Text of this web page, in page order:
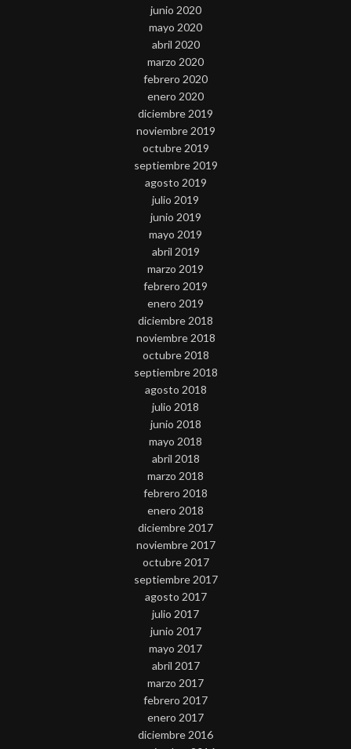
junio 2020
mayo 2020
abril 2020
marzo 2020
febrero 2020
enero 2020
diciembre 2019
noviembre 2019
octubre 2019
septiembre 2019
agosto 2019
julio 2019
junio 2019
mayo 2019
abril 2019
marzo 2019
febrero 2019
enero 2019
diciembre 2018
noviembre 2018
octubre 2018
septiembre 2018
agosto 2018
julio 2018
junio 2018
mayo 2018
abril 2018
marzo 2018
febrero 2018
enero 2018
diciembre 2017
noviembre 2017
octubre 2017
septiembre 2017
agosto 2017
julio 2017
junio 2017
mayo 2017
abril 2017
marzo 2017
febrero 2017
enero 2017
diciembre 2016